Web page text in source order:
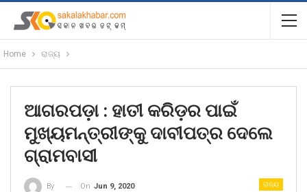
Home ରାଜ୍ୟ
ଆଗରପଡ଼ା : ହାତୀ କରିଡ଼ର ପାଇଁ
ମୁଖ୍ୟମନ୍ତ୍ରୀଙ୍କୁ ଦାବୀପତ୍ର ଦେଲେ
ଗ୍ରାମବାସୀ
ରାଜ୍ୟ
By On Jun 9, 2020